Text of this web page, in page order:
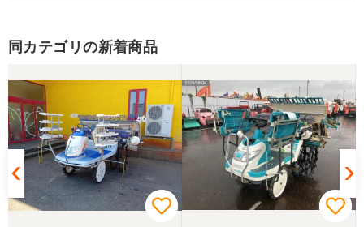
スタッフの鈴木さんが親切で機械に詳しく 丁寧にご
対応頂きました。 ありがとう！ 少し距離はあります
が、今後も農機具を買う際はのうき屋さんを利用し
ようと思います。
三重県／miraisann
写真と現物が違いすぎる
同カテゴリの新着商品